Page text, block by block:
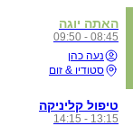
האתה יוגה
08:45 - 09:50
נעה כהן
סטודיו & זום
טיפול קליניקה
13:15 - 14:15